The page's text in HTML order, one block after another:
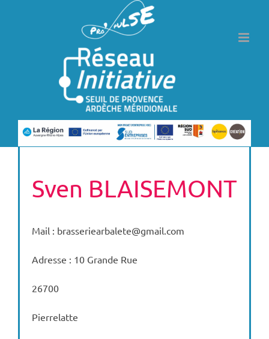
Sven BLAISEMONT
Mail : brasseriearbalete@gmail.com
Adresse : 10 Grande Rue
26700
Pierrelatte